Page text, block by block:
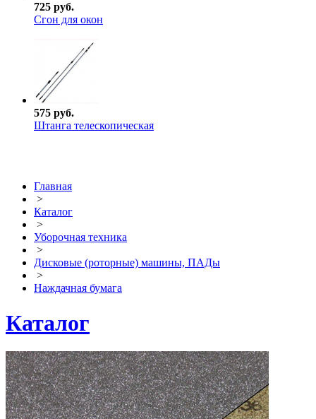
725 руб.
Сгон для окон
575 руб.
Штанга телескопическая
Главная
>
Каталог
>
Уборочная техника
>
Дисковые (роторные) машины, ПАДы
>
Наждачная бумага
Каталог